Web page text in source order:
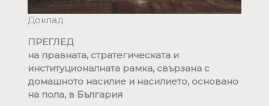
Доклад
ПРЕГЛЕД
на правната, стратегическата и
институционалната рамка, свързана с
домашното насилие и насилието, основано
на пола, в България